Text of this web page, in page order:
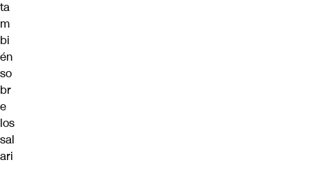
ta
m
bi
én
so
br
e
los
sal
ari